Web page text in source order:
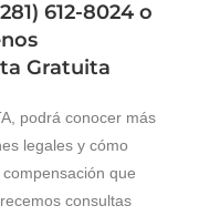
612-8024 o
Gratuita
podrá conocer más
legales y cómo
que
consultas